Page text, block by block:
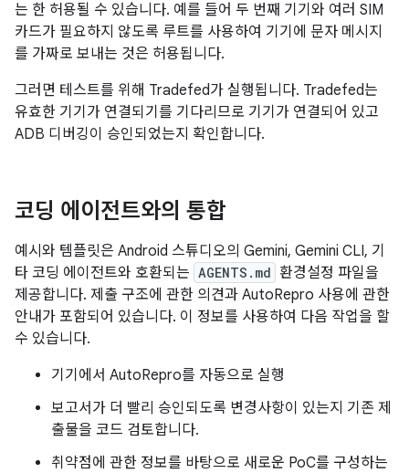
는 한 허용될 수 있습니다. 예를 들어 두 번째 기기와 여러 SIM
카드가 필요하지 않도록 루트를 사용하여 기기에 문자 메시지
를 가짜로 보내는 것은 허용됩니다.
그러면 테스트를 위해 Tradefed가 실행됩니다. Tradefed는
유효한 기기가 연결되기를 기다리므로 기기가 연결되어 있고
ADB 디버깅이 승인되었는지 확인합니다.
코딩 에이전트와의 통합
예시와 템플릿은 Android 스튜디오의 Gemini, Gemini CLI, 기
타 코딩 에이전트와 호환되는 AGENTS.md 환경설정 파일을
제공합니다. 제출 구조에 관한 의견과 AutoRepro 사용에 관한
안내가 포함되어 있습니다. 이 정보를 사용하여 다음 작업을 할
수 있습니다.
기기에서 AutoRepro를 자동으로 실행
보고서가 더 빨리 승인되도록 변경사항이 있는지 기존 제
출물을 코드 검토합니다.
취약점에 관한 정보를 바탕으로 새로운 PoC를 구성하는